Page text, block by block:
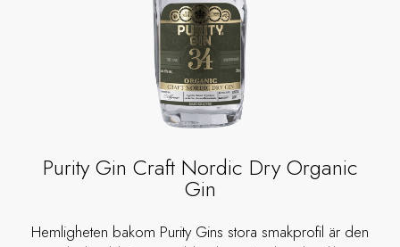
Purity Gin Craft Nordic Dry Organic
Gin
Hemligheten bakom Purity Gins stora smakprofil är den